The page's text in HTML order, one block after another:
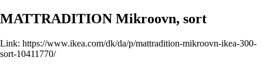
MATTRADITION Mikroovn, sort
Link: https://www.ikea.com/dk/da/p/mattradition-mikroovn-ikea-300-
sort-10411770/